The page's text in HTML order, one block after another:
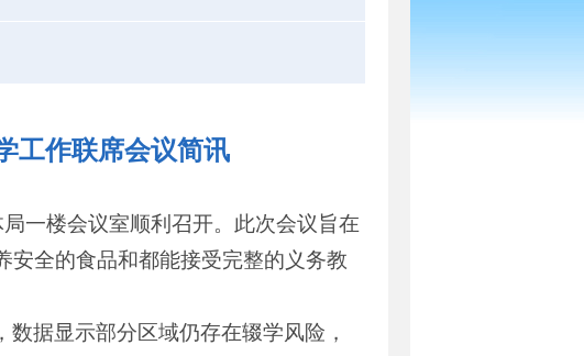
工作联席会议简讯
一楼会议室顺利召开。此次会议旨在
安全的食品和都能接受完整的义务教
据显示部分区域仍存在辍学风险，